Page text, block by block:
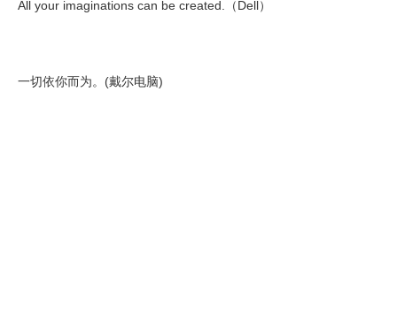
All your imaginations can be created.（Dell）
一切依你而为。(戴尔电脑)